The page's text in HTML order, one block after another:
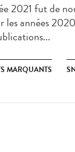
2021 fut de
les années
MARQUANTS